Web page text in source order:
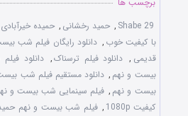
Shabe 29
, حمید رخشانی , حمیده خیرآبادی
با کیفیت خوب , دانلود رایگان فیلم شب
قدیمی , دانلود فیلم ترسناک, دانلود فیلم
بیست و نهم , دانلود مستقیم فیلم شب
بیست و نهم , فیلم سینمایی شب بیست و
کیفیت 1080p
, فیلم شب بیست و نهم